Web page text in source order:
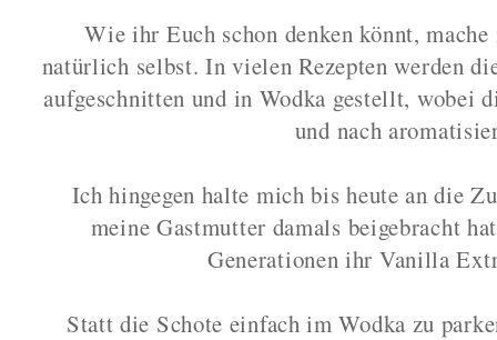
Wie ihr Euch schon denken könnt,
natürlich selbst. In vielen Rezepten werden
aufgeschnitten und in Wodka gestellt, wobei
und nach
Ich hingegen halte mich bis heute an die
meine Gastmutter damals beigebracht
Generationen ihr Vanilla
Statt die Schote einfach im Wodka zu